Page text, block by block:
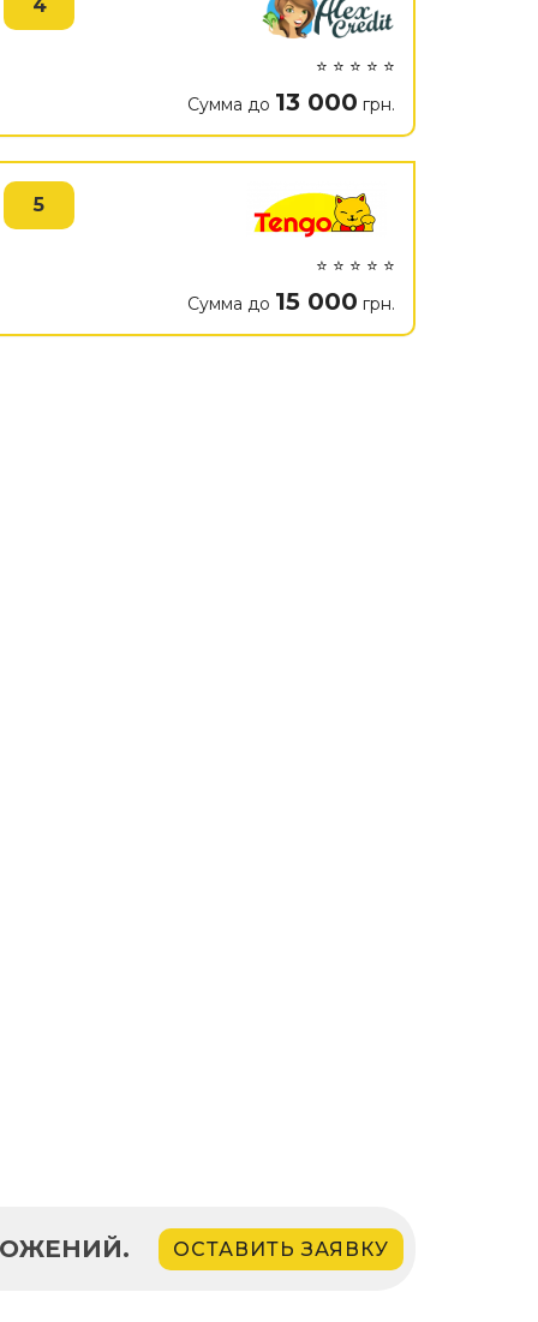
4
⭐ ⭐ ⭐ ⭐ ⭐
Сумма до 13 000 грн.
5
⭐ ⭐ ⭐ ⭐ ⭐
Сумма до 15 000 грн.
ОСТАВИТЬ ЗАЯВКУ